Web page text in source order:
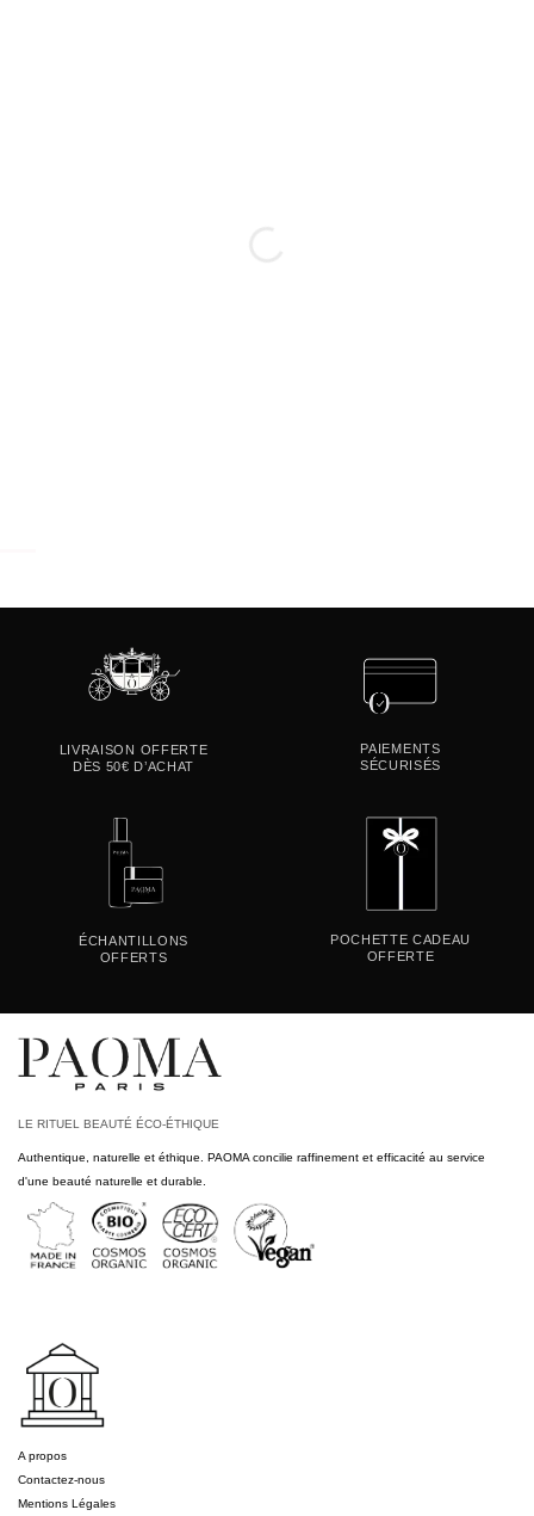
LIVRAISON OFFERTE
DÈS 50€ D’ACHAT
PAIEMENTS
SÉCURISÉS
ÉCHANTILLONS
OFFERTS
POCHETTE CADEAU
OFFERTE
LE RITUEL BEAUTÉ ÉCO-ÉTHIQUE
Authentique, naturelle et éthique. PAOMA concilie raffinement et efficacité au service
d'une beauté naturelle et durable.
A propos
Contactez-nous
Mentions Légales